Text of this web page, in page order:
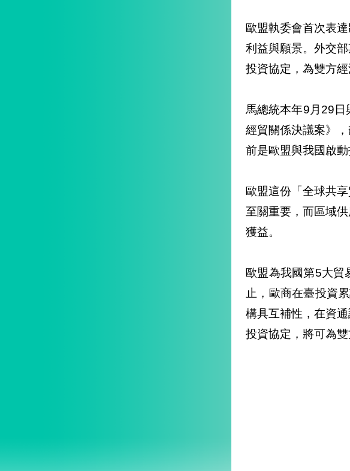
歐盟執委會首次表
利益與願景。外交
投資協定，為雙方經
馬總統本年9月29
經貿關係決議案》
前是歐盟與我國啟
歐盟這份「全球共
至關重要，而區域
獲益。
歐盟為我國第5大貿
止，歐商在臺投資
構具互補性，在資
投資協定，將可為